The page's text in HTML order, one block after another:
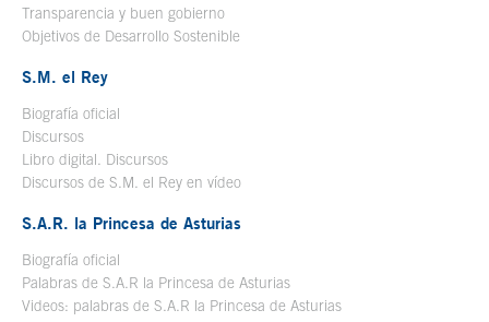
Transparencia y buen gobierno
Objetivos de Desarrollo Sostenible
S.M. el Rey
Biografía oficial
Discursos
Libro digital. Discursos
Discursos de S.M. el Rey en vídeo
S.A.R. la Princesa de Asturias
Biografía oficial
Palabras de S.A.R la Princesa de Asturias
Videos: palabras de S.A.R la Princesa de Asturias